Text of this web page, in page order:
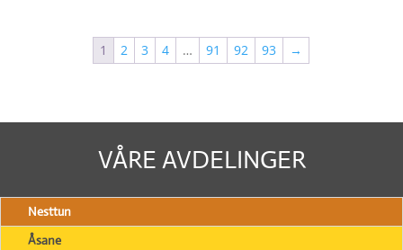
1 2 3 4 … 91 92 93 →
VÅRE AVDELINGER
Nesttun
Åsane